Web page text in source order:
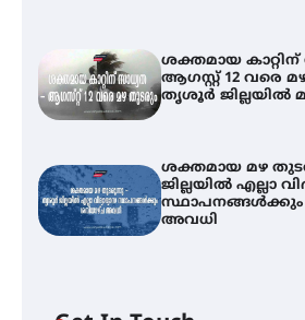
ശക്തമായ കാറ്റിന്
ആഗസ്റ്റ് 12 വരെ
തൃശൂർ ജില്ലയിൽ
ശക്തമായ മഴ
ജില്ലയിൽ എല്ലാ
സ്ഥാപനങ്ങൾക്കും
അവധി
ഐ.ടി.യു.
നിക്ഷേപകർക്ക്